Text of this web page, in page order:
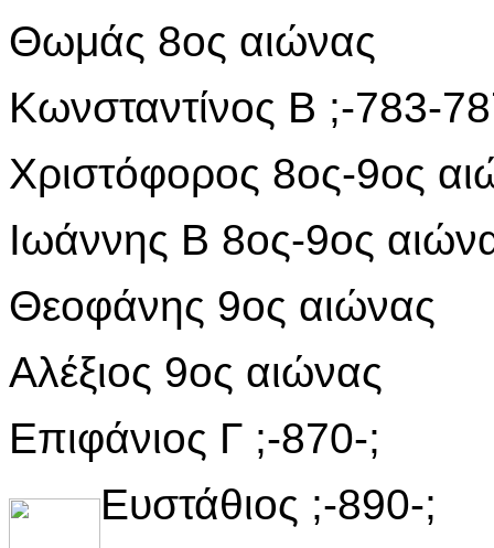
Θωμάς 8ος αιώνας
Κωνσταντίνος Β ;-783-
Χριστόφορος 8ος-9ος
Ιωάννης Β 8ος-9ος
Θεοφάνης 9ος αιώνας
Αλέξιος 9ος αιώνας
Επιφάνιος Γ ;-870-;
Ευστάθιος ;-890-;